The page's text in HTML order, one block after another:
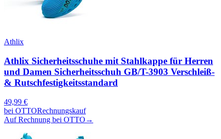
Athlix
Athlix Sicherheitsschuhe mit Stahlkappe für Herren
und Damen Sicherheitsschuh GB/T-3903 Verschleiß-
& Rutschfestigkeitsstandard
49,99 €
bei OTTORechnungskauf
Auf Rechnung bei OTTO →